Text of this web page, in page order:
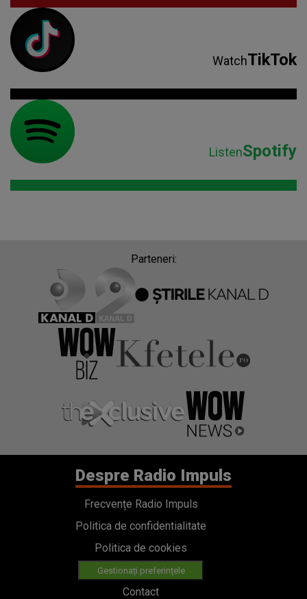
WatchTikTok
ListenSpotify
Parteneri:
Despre Radio Impuls
Frecvențe Radio Impuls
Politica de confidentialitate
Politica de cookies
Gestionați preferințele
Contact